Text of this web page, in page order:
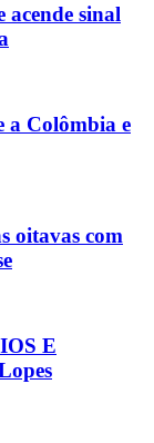
acende sinal
a Colômbia e
oitavas com
E